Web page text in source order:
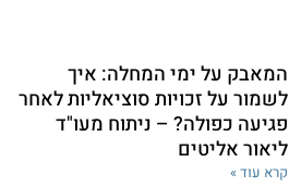
המאבק על ימי המחלה: איך
לשמור על זכויות סוציאליות לאחר
פגיעה כפולה? – ניתוח מעו"ד
ליאור אליטים
קרא עוד »